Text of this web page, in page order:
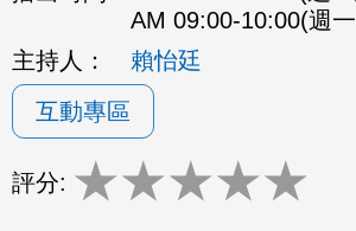
AM 09:00-10:00(週
主持人：
賴怡廷
互動專區
評分: ★★★★★